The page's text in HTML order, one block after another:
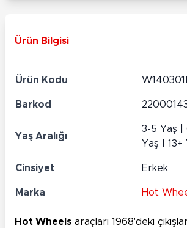
Ürün Bilgisi
Ürün Kodu
Barkod
Yaş Aralığı
3-5 Yaş |
Yaş | 13+
Cinsiyet Erkek
Marka Hot
Hot Wheels araçları 1968'deki